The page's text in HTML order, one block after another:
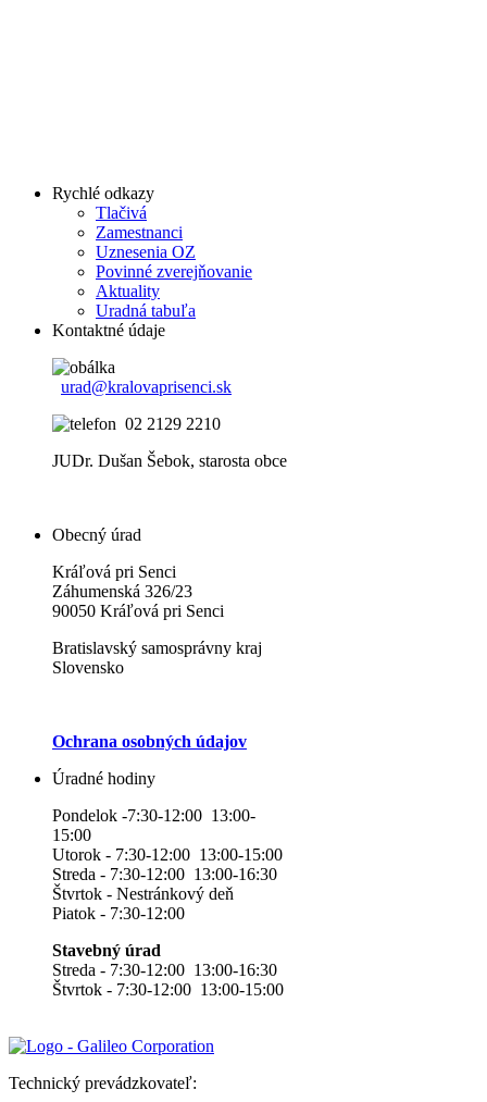
Rychlé odkazy
Tlačivá
Zamestnanci
Uznesenia OZ
Povinné zverejňovanie
Aktuality
Uradná tabuľa
Kontaktné údaje
urad@kralovaprisenci.sk
02 2129 2210
JUDr. Dušan Šebok, starosta obce
Obecný úrad
Kráľová pri Senci
Záhumenská 326/23
90050 Kráľová pri Senci
Bratislavský samosprávny kraj
Slovensko
Ochrana osobných údajov
Úradné hodiny
Pondelok -7:30-12:00 13:00-
15:00
Utorok - 7:30-12:00 13:00-15:00
Streda - 7:30-12:00 13:00-16:30
Štvrtok - Nestránkový deň
Piatok - 7:30-12:00
Stavebný úrad
Streda - 7:30-12:00 13:00-16:30
Štvrtok - 7:30-12:00 13:00-15:00
Technický prevádzkovateľ: